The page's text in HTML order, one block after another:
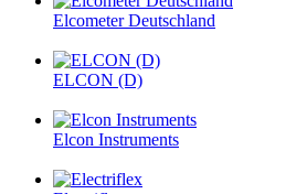
Elcometer Deutschland
ELCON (D)
Elcon Instruments